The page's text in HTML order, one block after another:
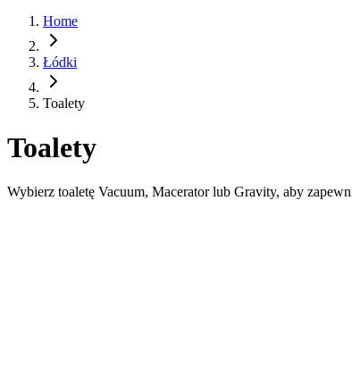
Home
Łódki
Toalety
Toalety
Wybierz toaletę Vacuum, Macerator lub Gravity, aby